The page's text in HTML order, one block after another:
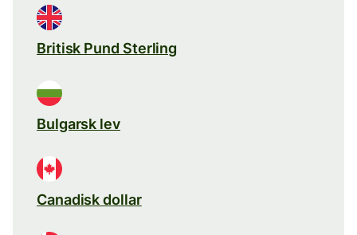
Britisk Pund Sterling
Bulgarsk lev
Canadisk dollar